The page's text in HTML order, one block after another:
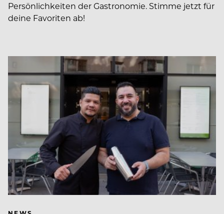
Persönlichkeiten der Gastronomie. Stimme jetzt für
deine Favoriten ab!